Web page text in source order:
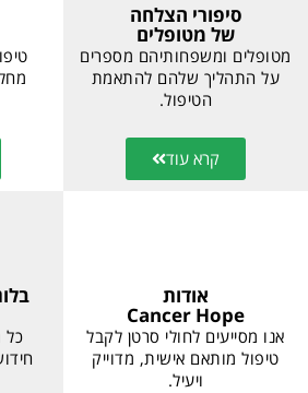
סיפורי הצלחה
של מטופלים
מטופלים ומשפחותיהם מספרים
על התהליך שלהם להתאמת
הטיפול.
קרא עוד
אודות
Cancer Hope
אנו מסייעים לחולי סרטן לקבל
טיפול מותאם אישית, מדוייק
ויעיל.
כל